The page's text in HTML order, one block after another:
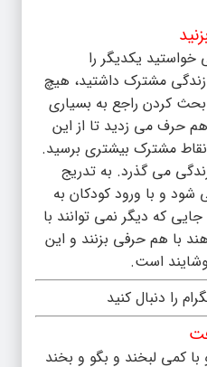
یکدیگر را
مشترک داشتید، هیچ
کردن راجع به بسیاری
حرف می زدید تا از این
نقاط مشترک بیشتری برسید.
می گذرد. به تدریج
و با ورود کودکان به
که دیگر نمی توانند با
با هم حرفی بزنند و این
است.
را دنبال کنید
کمی لبخند و بگو و بخند